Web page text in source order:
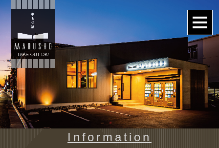
Information